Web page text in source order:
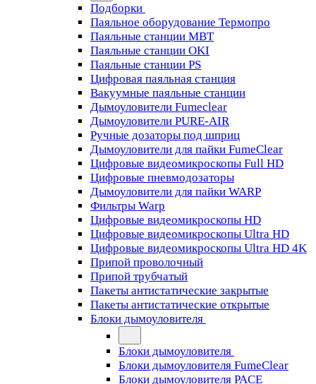
Подборки
Паяльное оборудование Термопро
Паяльные станции MBT
Паяльные станции OKI
Паяльные станции PS
Цифровая паяльная станция
Вакуумные паяльные станции
Дымоуловители Fumeclear
Дымоуловители PURE-AIR
Ручные дозаторы под шприц
Дымоуловители для пайки FumeClear
Цифровые видеомикроскопы Full HD
Цифровые пневмодозаторы
Дымоуловители для пайки WARP
Фильтры Warp
Цифровые видеомикроскопы HD
Цифровые видеомикроскопы Ultra HD
Цифровые видеомикроскопы Ultra HD 4K
Припой проволочный
Припой трубчатый
Пакеты антистатические закрытые
Пакеты антистатические открытые
Блоки дымоуловителя
Блоки дымоуловителя
Блоки дымоуловителя FumeClear
Блоки дымоуловителя PACE